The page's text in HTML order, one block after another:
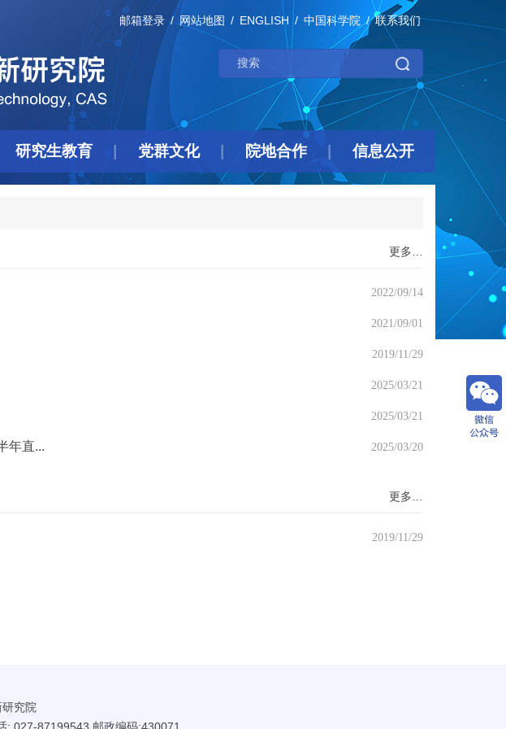
邮箱登录 网站地图 ENGLISH 中国科学院 联系我们
研究生教育 党群文化 院地合作 信息公开
更多…
2022/09/14
2021/09/01
2019/11/29
2025/03/21
2025/03/21
年直... 2025/03/20
更多…
2019/11/29
究院